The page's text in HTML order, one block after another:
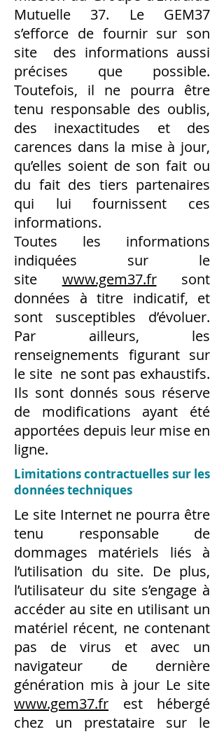
Mutuelle 37. Le GEM37
s’efforce de fournir sur son
site des informations aussi
précises que possible.
Toutefois, il ne pourra être
tenu responsable des oublis,
des inexactitudes et des
carences dans la mise à jour,
qu’elles soient de son fait ou
du fait des tiers partenaires
qui lui fournissent ces
informations.
Toutes les informations
indiquées sur le
site www.gem37.frsont
données à titre indicatif, et
sont susceptibles d’évoluer.
Par ailleurs, les
renseignements figurant sur
le site ne sont pas exhaustifs.
Ils sont donnés sous réserve
de modifications ayant été
apportées depuis leur mise en
ligne.
Limitations contractuelles sur les
données techniques
Le site Internet ne pourra être
tenu responsable de
dommages matériels liés à
l’utilisation du site. De plus,
l’utilisateur du site s’engage à
accéder au site en utilisant un
matériel récent, ne contenant
pas de virus et avec un
navigateur de dernière
génération mis à jour Le site
www.gem37.fr est hébergé
chez un prestataire sur le